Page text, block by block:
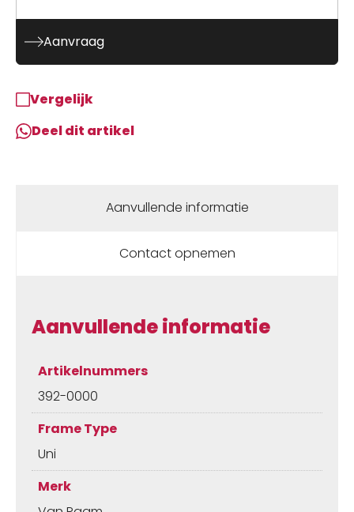
Aanvraag
Vergelijk
Deel dit artikel
Aanvullende informatie
Contact opnemen
Aanvullende informatie
Artikelnummers
392-0000
Frame Type
Uni
Merk